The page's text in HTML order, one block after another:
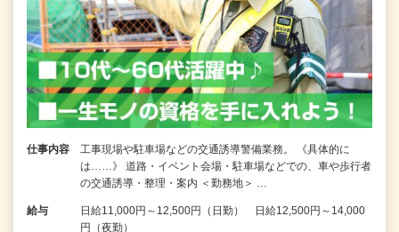
仕事内容
工事現場や駐車場などの交通誘導警備業務。 《具体的に
は……》 道路・イベント会場・駐車場などでの、車や歩行者
の交通誘導・整理・案内 ＜勤務地＞ …
給与
日給11,000円～12,500円（日勤） 日給12,500円～14,000
円（夜勤）